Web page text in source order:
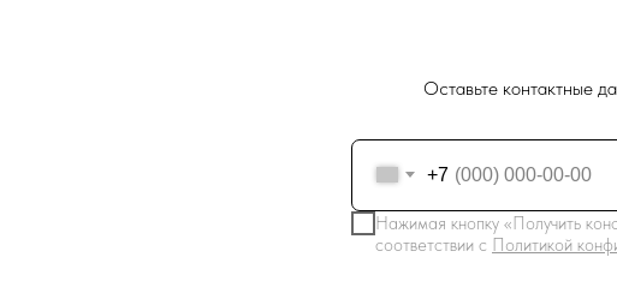
Оставьте контактные
+7
Нажимая кнопку «Получить
соответствии с Политикой